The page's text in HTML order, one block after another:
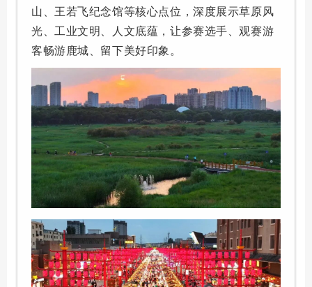
山、王若飞纪念馆等核心点位，深度展示草原风
光、工业文明、人文底蕴，让参赛选手、观赛游
客畅游鹿城、留下美好印象。